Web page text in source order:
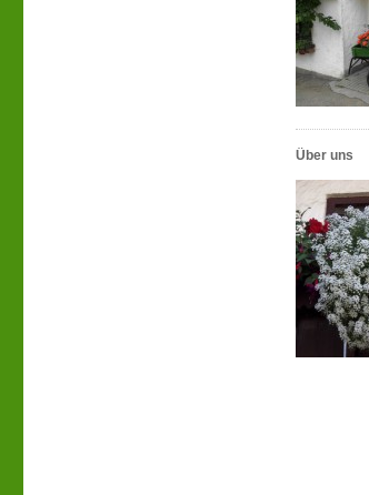
Über uns